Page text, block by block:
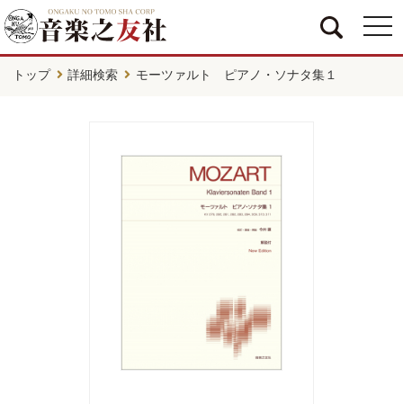
トップ 詳細検索 モーツァルト ピアノ・ソナタ集１